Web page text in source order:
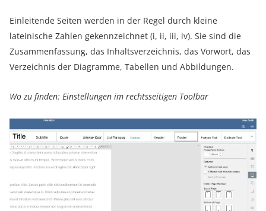
Einleitende Seiten werden in der Regel durch kleine
lateinische Zahlen gekennzeichnet (i, ii, iii, iv). Sie sind die
Zusammenfassung, das Inhaltsverzeichnis, das Vorwort, das
Verzeichnis der Diagramme, Tabellen und Abbildungen.
Wo zu finden: Einstellungen im rechtsseitigen Toolbar